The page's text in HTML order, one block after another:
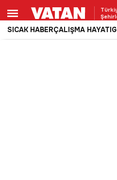
SICAK HABERÇALIŞMA HAYATI